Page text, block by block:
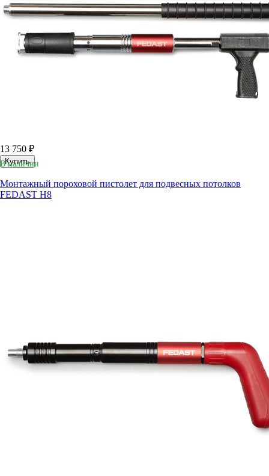
13 750 ₽
Купить
В наличии
Монтажный пороховой пистолет для подвесных потолков
FEDAST H8